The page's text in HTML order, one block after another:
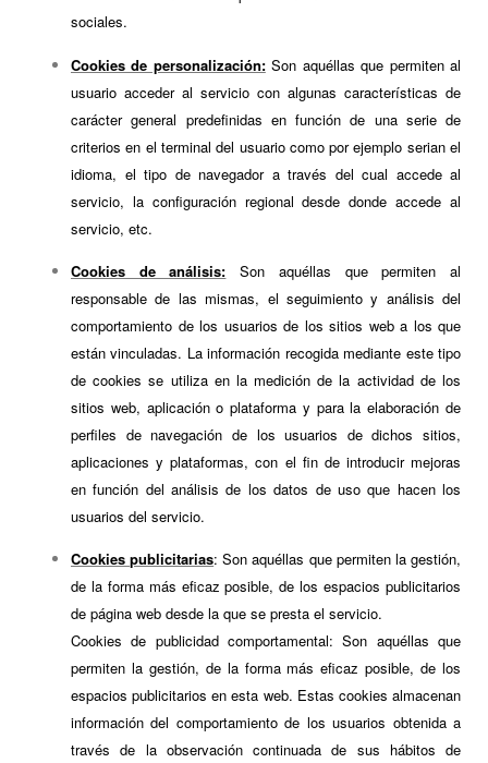
sociales.
Cookies de personalización:Son aquéllas que permiten al
usuario acceder al servicio con algunas características de
carácter general predefinidas en función de una serie de
criterios en el terminal del usuario como por ejemplo serian el
idioma, el tipo de navegador a través del cual accede al
servicio, la configuración regional desde donde accede al
servicio, etc.
Cookies de análisis: Son aquéllas que permiten al
responsable de las mismas, el seguimiento y análisis del
comportamiento de los usuarios de los sitios web a los que
están vinculadas. La información recogida mediante este tipo
de cookies se utiliza en la medición de la actividad de los
sitios web, aplicación o plataforma y para la elaboración de
perfiles de navegación de los usuarios de dichos sitios,
aplicaciones y plataformas, con el fin de introducir mejoras
en función del análisis de los datos de uso que hacen los
usuarios del servicio.
Cookies publicitarias: Son aquéllas que permiten la gestión,
de la forma más eficaz posible, de los espacios publicitarios
de página web desde la que se presta el servicio.
Cookies de publicidad comportamental: Son aquéllas que
permiten la gestión, de la forma más eficaz posible, de los
espacios publicitarios en esta web. Estas cookies almacenan
información del comportamiento de los usuarios obtenida a
través de la observación continuada de sus hábitos de